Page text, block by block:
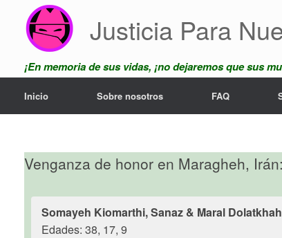
contenido
Justicia Para
¡En memoria de sus vidas, ¡no dejaremos que sus
Inicio Sobre nosotros FAQ
Venganza de honor en Maragheh,
Somayeh Kiomarthi, Sanaz & Maral Dolatkhah
Edades: 38, 17, 9